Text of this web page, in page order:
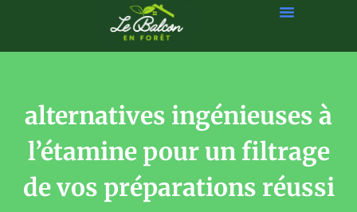
alternatives ingénieuses à
l’étamine pour un filtrage
de vos préparations réussi